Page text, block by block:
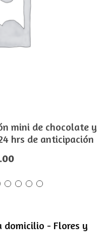
mini de chocolate y
hrs de anticipación
domicilio - Flores y